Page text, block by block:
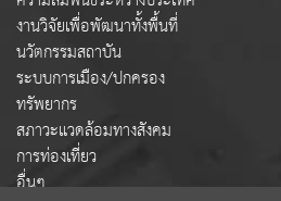
งานวิจัยเพื่อพัฒนาทั้งพื้นที่
นวัตกรรมสถาบัน
ระบบการเมือง/ปกครอง
ทรัพยากร
สภาวะแวดล้อมทางสังคม
การท่องเที่ยว
อื่นๆ